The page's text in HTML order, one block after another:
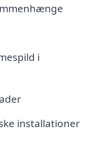
i
installationer